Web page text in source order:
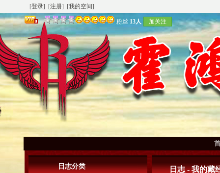
[登录] [注册] [我的空间]
粉丝 13人 加关注
日志分类
日志 - 我的藏